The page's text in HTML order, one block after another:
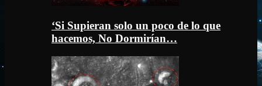
‘Si Supieran solo un poco de lo que
hacemos, No Dormirían…